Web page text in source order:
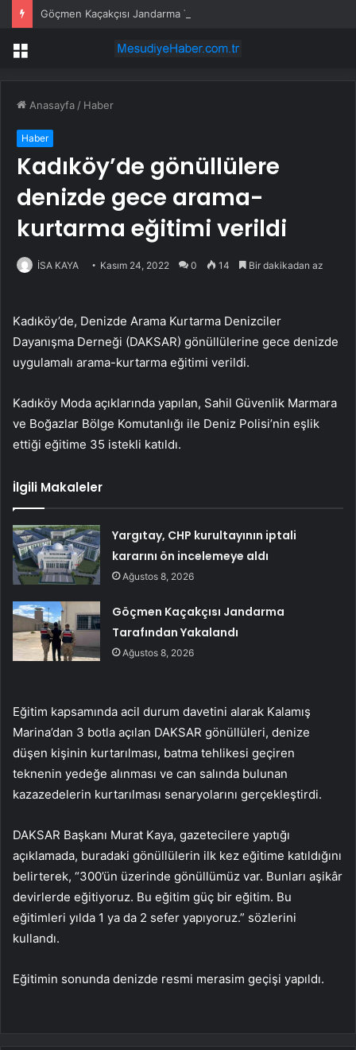
Göçmen Kaçakçısı Jandarma Tarafından Yakalandı
Menü
Anasayfa / Haber
Haber
Kadıköy’de gönüllülere
denizde gece arama-
kurtarma eğitimi verildi
İSA KAYA Kasım 24, 2022 0 14 Bir dakikadan az
Kadıköy’de, Denizde Arama Kurtarma Denizciler
Dayanışma Derneği (DAKSAR) gönüllülerine gece denizde
uygulamalı arama-kurtarma eğitimi verildi.
Kadıköy Moda açıklarında yapılan, Sahil Güvenlik Marmara
ve Boğazlar Bölge Komutanlığı ile Deniz Polisi’nin eşlik
ettiği eğitime 35 istekli katıldı.
İlgili Makaleler
Yargıtay, CHP kurultayının iptali
kararını ön incelemeye aldı
Ağustos 8, 2026
Göçmen Kaçakçısı Jandarma
Tarafından Yakalandı
Ağustos 8, 2026
Eğitim kapsamında acil durum davetini alarak Kalamış
Marina’dan 3 botla açılan DAKSAR gönüllüleri, denize
düşen kişinin kurtarılması, batma tehlikesi geçiren
teknenin yedeğe alınması ve can salında bulunan
kazazedelerin kurtarılması senaryolarını gerçekleştirdi.
DAKSAR Başkanı Murat Kaya, gazetecilere yaptığı
açıklamada, buradaki gönüllülerin ilk kez eğitime katıldığını
belirterek, “300’ün üzerinde gönüllümüz var. Bunları aşikâr
devirlerde eğitiyoruz. Bu eğitim güç bir eğitim. Bu
eğitimleri yılda 1 ya da 2 sefer yapıyoruz.” sözlerini
kullandı.
Eğitimin sonunda denizde resmi merasim geçişi yapıldı.